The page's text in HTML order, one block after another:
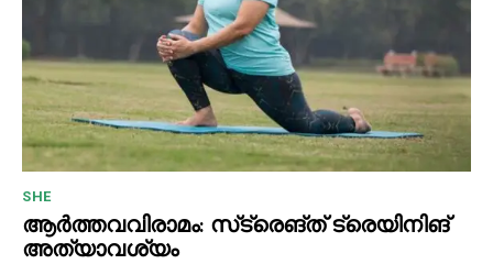
SHE
ആർത്തവവിരാമം: സ്‌ട്രെങ്ത് ട്രെയിനിങ്
അത്യാവശ്യം